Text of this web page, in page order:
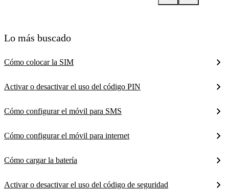
Lo más buscado
Cómo colocar la SIM
Activar o desactivar el uso del código PIN
Cómo configurar el móvil para SMS
Cómo configurar el móvil para internet
Cómo cargar la batería
Activar o desactivar el uso del código de seguridad